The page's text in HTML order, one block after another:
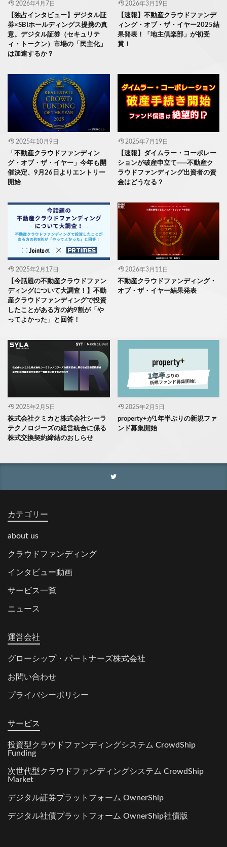
2026年4月7日
【独占インタビュー】デジタル証
券×SBIホールディングス提携の真
意。デジタル証券（セキュリテ
ィ・トークン）市場の「民主化」
は加速するか？
2026年3月19日
【速報】不動産クラウドファンデ
ィング・オブ・ザ・イヤー2025結
果発表！「地主倶楽部」が初受
賞！
2025年10月9日
「不動産クラウドファンディン
グ・オブ・ザ・イヤー」今年も開
催決定、9月26日よりエントリー
開始
2025年7月19日
【速報】ダイムラー・コーポレー
ションが破産申立て──不動産ク
ラウドファンディング出資者の資
金はどうなる？
2025年2月17日
【今話題の不動産クラウドファン
ディングについて大調査！】不動
産クラウドファンディングで投資
したことがある方の約9割が「や
ってよかった」と回答！
2026年3月11日
不動産クラウドファンディング・
オブ・ザ・イヤー結果発表
2025年2月5日
株式会社クミカと株式会社シーラ
テクノロジーズの経営統合に係る
株式交換契約締結のおしらせ
2025年2月5日
property+が1年半ぶりの新規ファ
ンド募集開始
カテゴリー
about us
クラウドファンディング
インタビュー動画
サービス一覧
ニュース
運営会社
グローシップ・パートナーズ株式会社
お問い合わせ
プライバシーポリシー
サービス
投資型クラウドファンディングシステム CrowdShip
Funding
次世代型クラウドファンディングシステム CrowdShip
Market
デジタル証券プラットフォーム OwnerShip
デジタル社債プラットフォーム OwnerShip社債版